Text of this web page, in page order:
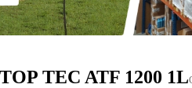
TEC ATF 1200 1L